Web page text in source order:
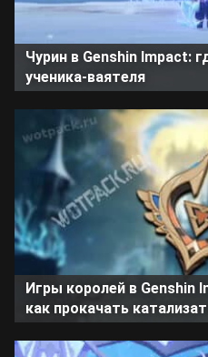
Чурин в Genshin Impact:
ученика-ваятеля
Игры королей в Genshin
как прокачать